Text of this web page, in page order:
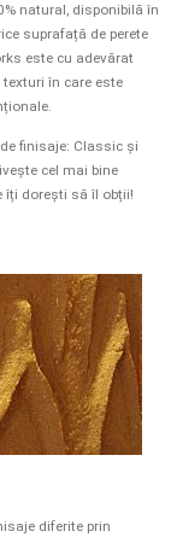
natural, disponibilă în
suprafață de perete
este cu adevărat
în care este
finisaje: Classic și
cel mai bine
îți dorești să îl obții!
diferite prin